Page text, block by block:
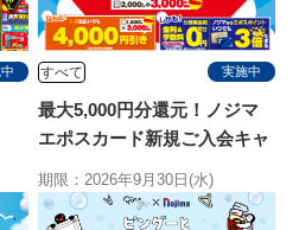
すべて 実施中
最大5,000円分還元！ノジマ
エポスカード新規ご入会キャ
期限：2026年9月30日(水)